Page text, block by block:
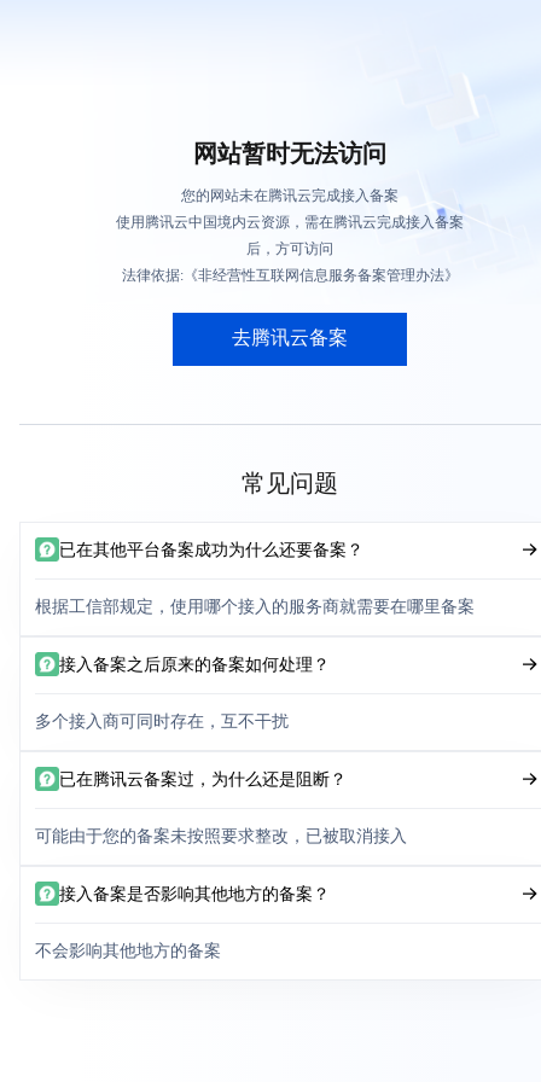
网站暂时无法访问
您的网站未在腾讯云完成接入备案
使用腾讯云中国境内云资源，需在腾讯云完成接入备案
后，方可访问
法律依据:《非经营性互联网信息服务备案管理办法》
去腾讯云备案
常见问题
已在其他平台备案成功为什么还要备案？
根据工信部规定，使用哪个接入的服务商就需要在哪里备案
接入备案之后原来的备案如何处理？
多个接入商可同时存在，互不干扰
已在腾讯云备案过，为什么还是阻断？
可能由于您的备案未按照要求整改，已被取消接入
接入备案是否影响其他地方的备案？
不会影响其他地方的备案